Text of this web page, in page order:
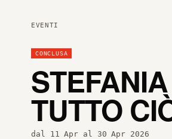
EVENTI
CONCLUSA
TUTTO
dal 11 Apr al 30 Apr 2026